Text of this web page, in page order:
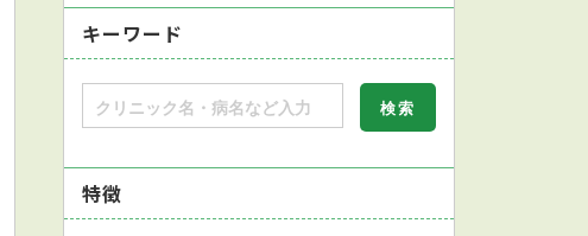
頭位眼振検査
キーワード
特徴